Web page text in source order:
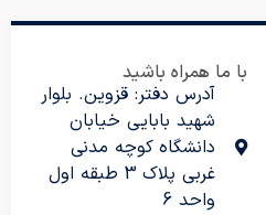
با ما همراه باشید
آدرس دفتر: قزوین. بلوار
شهید بابایی خیابان
دانشگاه کوچه مدنی
غربی پلاک 3 طبقه اول
واحد 6